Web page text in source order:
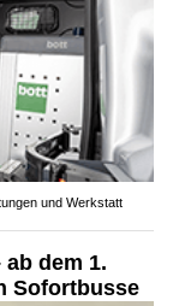
und Werkstatt
dem 1.
Sofortbusse